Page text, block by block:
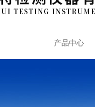
产品中心